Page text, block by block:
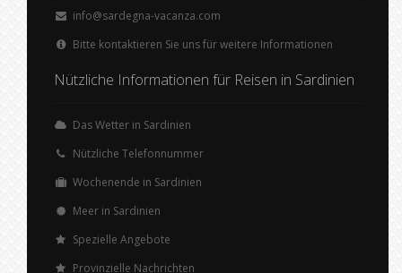
info@sardegna-vacanza.com
Bitte kontaktieren Sie uns für weitere Informationen
Nützliche Informationen für Reisen in Sardinien
Das Wetter in Sardinien
Nützliche Telefonnummer
Wochenende in Sardinien
Meer in Sardinien
Spezielle Angebote
Provinzielle Nachrichten